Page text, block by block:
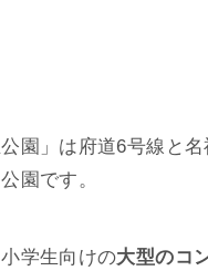
園」は府道6号線と
園です。
学生向けの大型のコ